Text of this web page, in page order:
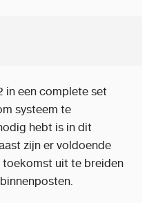
in een complete set
systeem te
hebt is in dit
zijn er voldoende
uit te breiden